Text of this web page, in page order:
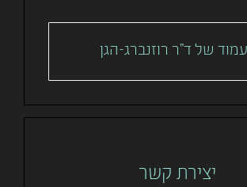
של ד"ר רוזנברג-הגן
יצירת קשר